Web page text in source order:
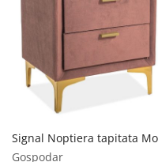
Gospodar